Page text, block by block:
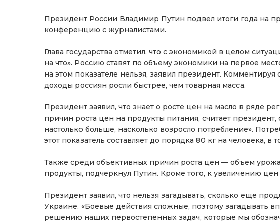
Президент России Владимир Путин подвел итоги года на
конференцию с журналистами.
Глава государства отметил, что с экономикой в целом
на что». Россию ставят по объему экономики на первое
на этом показателе нельзя, заявил президент.
доходы россиян росли быстрее, чем товарная масса.
Президент заявил, что знает о росте цен на масло в ряде
причин роста цен на продукты питания, считает президент,
настолько больше, насколько возросло потребление».
этот показатель составляет до порядка 80 кг на человека, в
Также среди объективных причин роста цен — объем
продукты, подчеркнул Путин. Кроме того, к увеличению
Президент заявил, что нельзя загадывать, сколько еще
Украине. «Боевые действия сложные, поэтому загадывать
решению наших первостепенных задач, которые мы